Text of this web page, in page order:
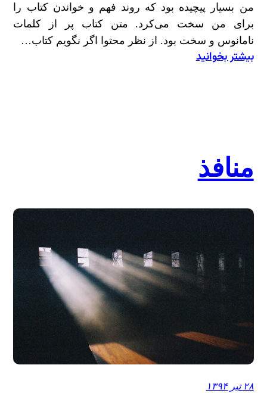
من بسیار پیچیده بود که روند فهم و خواندن کتاب را
برای من سخت می‌کرد. متن کتاب پر از کلمات
نامانوس و سخت بود. از نظر محتوا اگر نگویم کتاب…
بیشتر بخوانید
:
منافذ
۲۸ تیر ۱۳۹۴